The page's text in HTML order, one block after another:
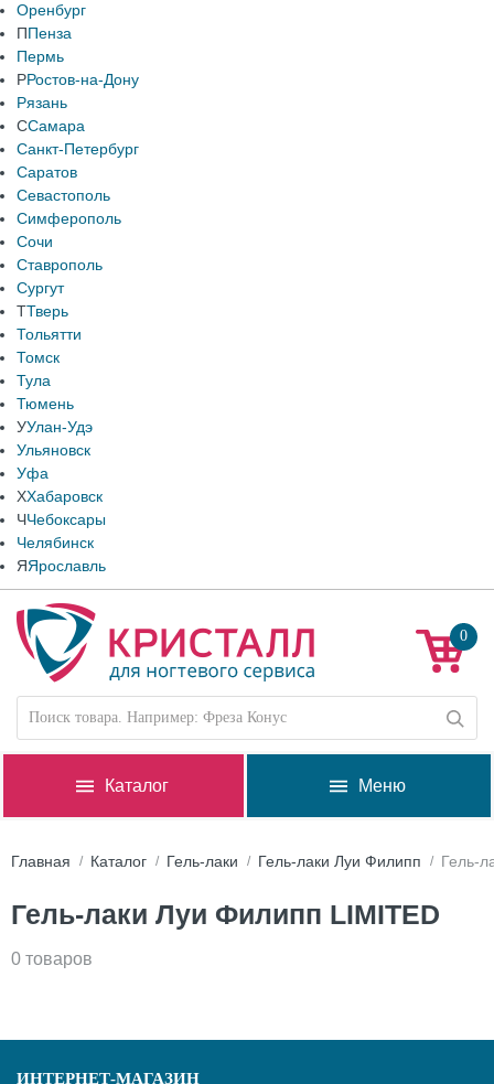
Оренбург
ППенза
Пермь
РРостов-на-Дону
Рязань
ССамара
Санкт-Петербург
Саратов
Севастополь
Симферополь
Сочи
Ставрополь
Сургут
ТТверь
Тольятти
Томск
Тула
Тюмень
УУлан-Удэ
Ульяновск
Уфа
ХХабаровск
ЧЧебоксары
Челябинск
ЯЯрославль
0
Каталог Меню
Главная Каталог Гель-лаки Гель-лаки Луи Филипп Гель-
Гель-лаки Луи Филипп LIMITED
0 товаров
ИНТЕРНЕТ-МАГАЗИН